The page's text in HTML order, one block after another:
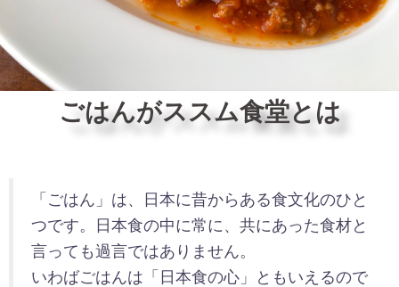
ごはんがススム食堂とは
「ごはん」は、日本に昔からある食文化のひと
つです。日本食の中に常に、共にあった食材と
言っても過言ではありません。
いわばごはんは「日本食の心」ともいえるので